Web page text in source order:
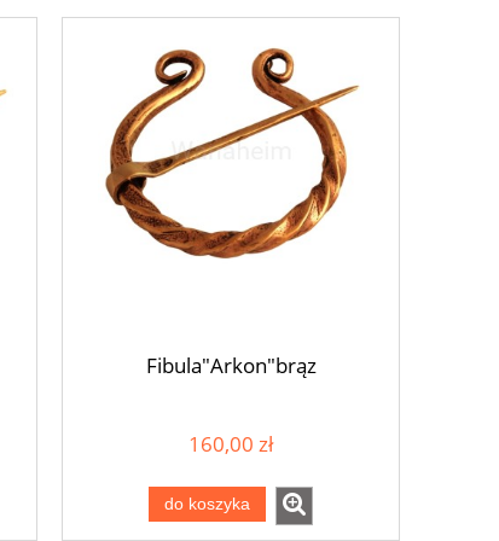
Fibula"Arkon"brąz
160,00 zł
do koszyka